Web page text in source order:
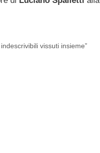
vissuti insieme”